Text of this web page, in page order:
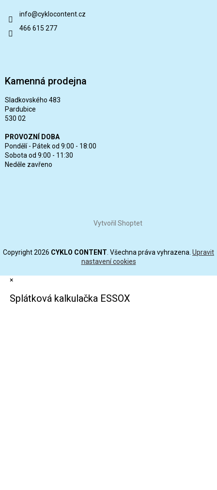
info@cyklocontent.cz
466 615 277
Kamenná prodejna
Sladkovského 483
Pardubice
530 02
PROVOZNÍ DOBA
Pondělí - Pátek od 9:00 - 18:00
Sobota od 9:00 - 11:30
Neděle zavřeno
Vytvořil Shoptet
Copyright 2026 CYKLO CONTENT . Všechna práva vyhrazena. Upravit
nastavení cookies
×
Splátková kalkulačka ESSOX